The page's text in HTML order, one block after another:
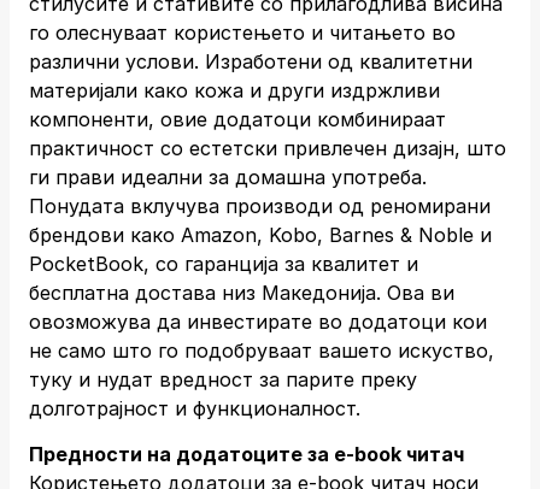
го олеснуваат користењето и читањето во
различни услови. Изработени од квалитетни
материјали како кожа и други издржливи
компоненти, овие додатоци комбинираат
практичност со естетски привлечен дизајн, што
ги прави идеални за домашна употреба.
Понудата вклучува производи од реномирани
брендови како Amazon, Kobo, Barnes & Noble и
PocketBook, со гаранција за квалитет и
бесплатна достава низ Македонија. Ова ви
овозможува да инвестирате во додатоци кои
не само што го подобруваат вашето искуство,
туку и нудат вредност за парите преку
долготрајност и функционалност.
Предности на додатоците за е-book читач
Користењето додатоци за е-book читач носи